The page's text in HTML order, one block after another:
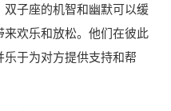
子座的机智和幽默可以缓
欢乐和放松。他们在彼此
于为对方提供支持和帮